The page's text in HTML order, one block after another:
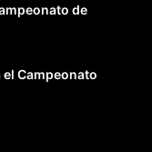
de
Campeonato